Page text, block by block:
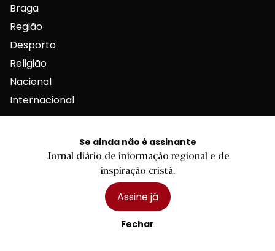
Se ainda não é assinante
Jornal diário de informação regional e de
inspiração cristã.
Assine já
Fechar
Braga
Região
Desporto
Religião
Nacional
Internacional